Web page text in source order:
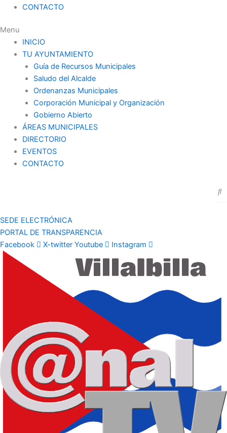
CONTACTO
Menu
INICIO
TU AYUNTAMIENTO
Guía de Recursos Municipales
Saludo del Alcalde
Ordenanzas Municipales
Corporación Municipal y Organización
Gobierno Abierto
ÁREAS MUNICIPALES
DIRECTORIO
EVENTOS
CONTACTO
SEDE ELECTRÓNICA
PORTAL DE TRANSPARENCIA
Facebook
X-twitter Youtube Instagram